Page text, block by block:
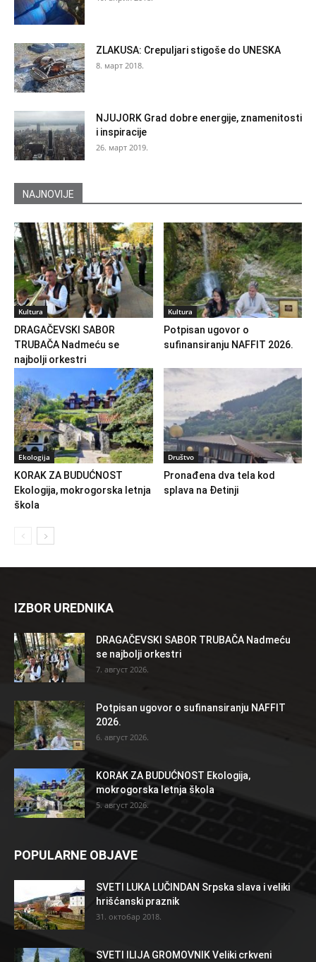
ZLAKUSA: Crepuljari stigoše do UNESKA
8. март 2018.
NJUJORK Grad dobre energije, znamenitosti
i inspiracije
26. март 2019.
NAJNOVIJE
Kultura
DRAGAČEVSKI SABOR
TRUBAČA Nadmeću se
najbolji orkestri
Kultura
Potpisan ugovor o
sufinansiranju NAFFIT 2026.
Ekologija
KORAK ZA BUDUĆNOST
Ekologija, mokrogorska letnja
škola
Društvo
Pronađena dva tela kod
splava na Đetinji
IZBOR UREDNIKA
DRAGAČEVSKI SABOR TRUBAČA Nadmeću
se najbolji orkestri
7. август 2026.
Potpisan ugovor o sufinansiranju NAFFIT
2026.
6. август 2026.
KORAK ZA BUDUĆNOST Ekologija,
mokrogorska letnja škola
5. август 2026.
POPULARNE OBJAVE
SVETI LUKA LUČINDAN Srpska slava i veliki
hrišćanski praznik
31. октобар 2018.
SVETI ILIJA GROMOVNIK Veliki crkveni